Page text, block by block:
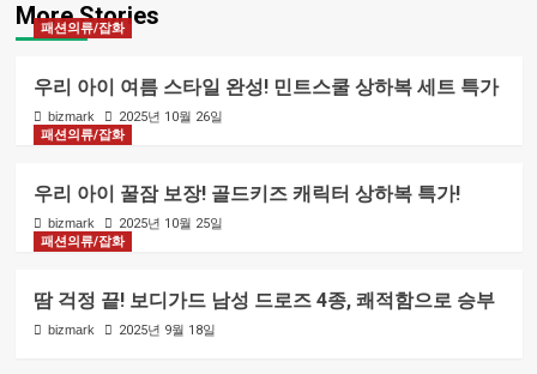
More Stories
패션의류/잡화
우리 아이 여름 스타일 완성! 민트스쿨 상하복 세트 특가
bizmark
2025년 10월 26일
패션의류/잡화
우리 아이 꿀잠 보장! 골드키즈 캐릭터 상하복 특가!
bizmark
2025년 10월 25일
패션의류/잡화
땀 걱정 끝! 보디가드 남성 드로즈 4종, 쾌적함으로 승부
bizmark 2025년 9월 18일